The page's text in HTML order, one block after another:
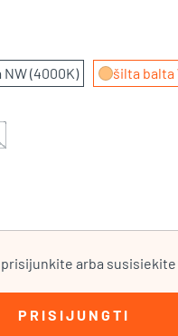
(4000K)
šilta balta
arba susisiekite
PRISIJUNGTI